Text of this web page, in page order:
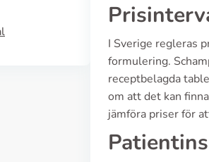
I Sverige regleras
formulering.
receptbelagda
om att det kan
jämföra priser för